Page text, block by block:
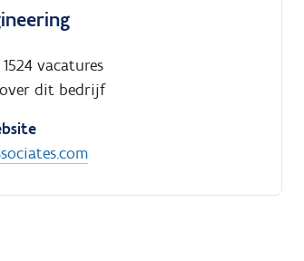
vacatures
dit bedrijf